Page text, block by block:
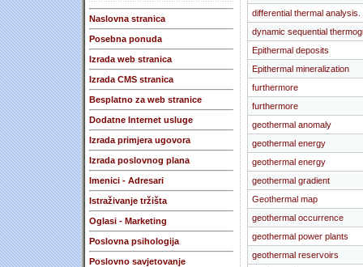
Naslovna stranica
Posebna ponuda
Izrada web stranica
Izrada CMS stranica
Besplatno za web stranice
Dodatne Internet usluge
Izrada primjera ugovora
Izrada poslovnog plana
Imenici - Adresari
Istraživanje tržišta
Oglasi - Marketing
Poslovna psihologija
Poslovno savjetovanje
differential thermal analysis.
dynamic sequential
Epithermal deposits
Epithermal mineralization
furthermore
furthermore
geothermal anomaly
geothermal energy
geothermal energy
geothermal gradient
Geothermal map
geothermal occurrence
geothermal power plants
geothermal reservoirs